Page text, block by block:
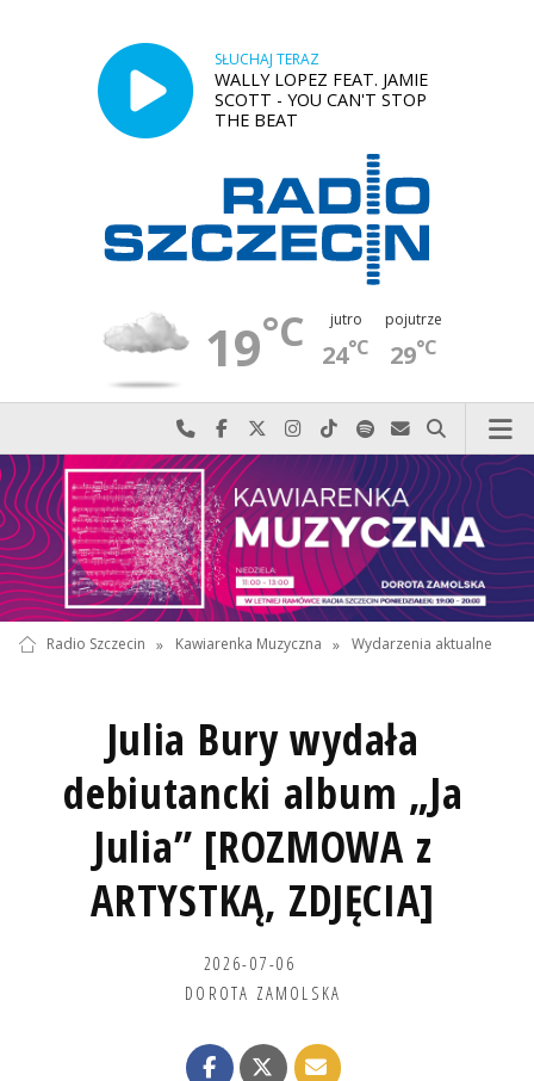
SŁUCHAJ TERAZ
WALLY LOPEZ FEAT. JAMIE
SCOTT - YOU CAN'T STOP
THE BEAT
19°C jutro
24°C
pojutrze
29°C
Najlepiej po prostu do nas zadzwoń
Odwiedź nas na Facebook-u
Odwiedź nas na X
Odwiedź nas na Instagram-ie
Odwiedź nas na TikTok-u
Szukaj nas na Spotify
Wyślij do nas
Szukaj
Radio Szczecin » Kawiarenka Muzyczna » Wydarzenia aktualne
Julia Bury wydała
debiutancki album „Ja
Julia” [ROZMOWA z
ARTYSTKĄ, ZDJĘCIA]
2026-07-06
DOROTA ZAMOLSKA